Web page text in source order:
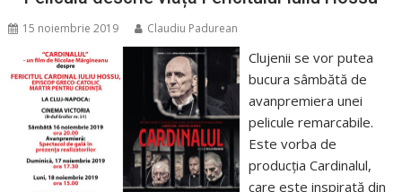
15 noiembrie 2019 Claudiu Padurean
Clujenii se vor putea
bucura sâmbătă de
avanpremiera unei
pelicule remarcabile.
Este vorba de
producția Cardinalul,
care este inspirată din